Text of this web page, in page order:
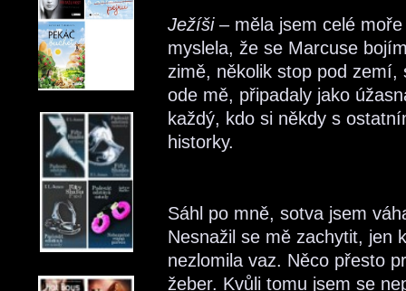
Ježíši– měla jsem celé
myslela, že se Marcuse
zimě, několik stop pod
ode mě, připadaly jako
každý, kdo si někdy s
historky.
Sáhl po mně, sotva jsem
Nesnažil se mě zachytit, jen
nezlomila vaz. Něco přesto
žeber. Kvůli tomu jsem se